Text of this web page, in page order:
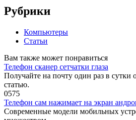
Рубрики
Компьютеры
Статьи
Вам также может понравиться
Телефон сканер сетчатки глаза
Получайте на почту один раз в
статью.
0575
Телефон сам нажимает на экран
Современные модели мобильных